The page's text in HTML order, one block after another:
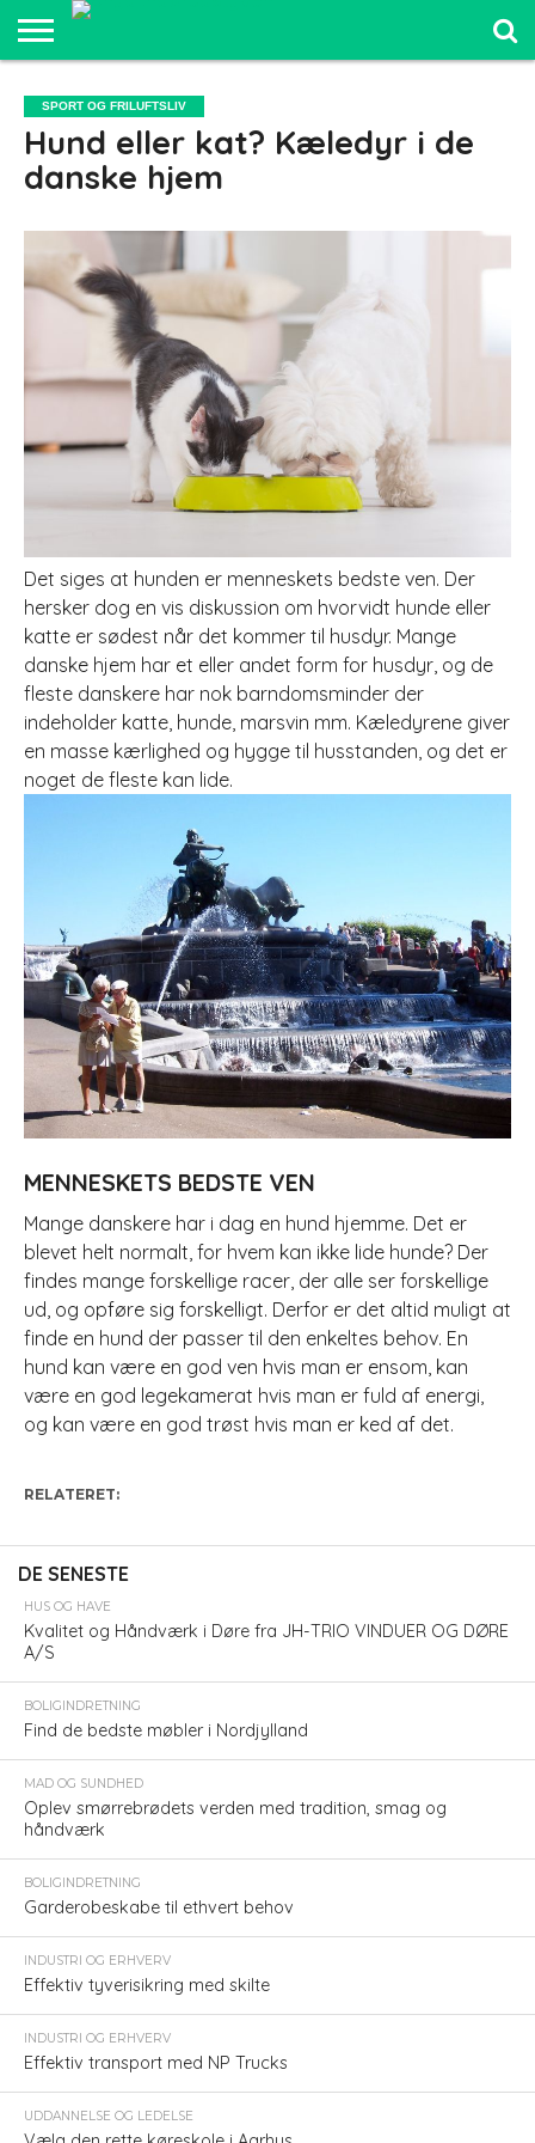
FRILUFTSLIV
COMPUTER
OG IT
OG
SJOV
ELEKTRONIK
MAD OG
SUNDHED
UDDANNELSE
OG LEDELSE
SPORT OG FRILUFTSLIV
Hund eller kat? Kæledyr i de
danske hjem
Det siges at hunden er menneskets bedste ven. Der
hersker dog en vis diskussion om hvorvidt hunde eller
katte er sødest når det kommer til husdyr. Mange
danske hjem har et eller andet form for husdyr, og de
fleste danskere har nok barndomsminder der
indeholder katte, hunde, marsvin mm. Kæledyrene giver
en masse kærlighed og hygge til husstanden, og det er
noget de fleste kan lide.
MENNESKETS BEDSTE VEN
Mange danskere har i dag en hund hjemme. Det er
blevet helt normalt, for hvem kan ikke lide hunde? Der
findes mange forskellige racer, der alle ser forskellige
ud, og opføre sig forskelligt. Derfor er det altid muligt at
finde en hund der passer til den enkeltes behov. En
hund kan være en god ven hvis man er ensom, kan
være en god legekamerat hvis man er fuld af energi,
og kan være en god trøst hvis man er ked af det.
RELATERET:
DE SENESTE
HUS OG HAVE
Kvalitet og Håndværk i Døre fra JH-TRIO VINDUER OG DØRE
A/S
BOLIGINDRETNING
Find de bedste møbler i Nordjylland
MAD OG SUNDHED
Oplev smørrebrødets verden med tradition, smag og
håndværk
BOLIGINDRETNING
Garderobeskabe til ethvert behov
INDUSTRI OG ERHVERV
Effektiv tyverisikring med skilte
INDUSTRI OG ERHVERV
Effektiv transport med NP Trucks
UDDANNELSE OG LEDELSE